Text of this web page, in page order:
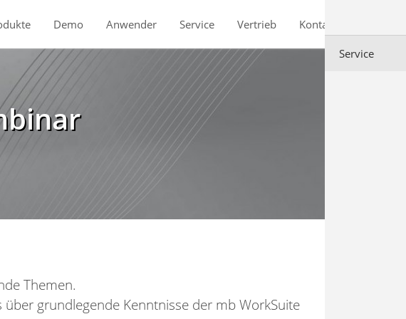
Demo Anwender Service Vertrieb Kontakt
Themen.
grundlegende Kenntnisse der mb WorkSuite
Service